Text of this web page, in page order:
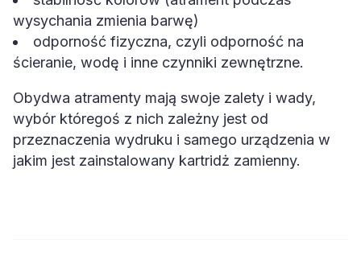
wysychania zmienia barwę)
odporność fizyczna, czyli odporność na
ścieranie, wodę i inne czynniki zewnętrzne.
Obydwa atramenty mają swoje zalety i wady,
wybór któregoś z nich zależny jest od
przeznaczenia wydruku i samego urządzenia w
jakim jest zainstalowany kartridż zamienny.